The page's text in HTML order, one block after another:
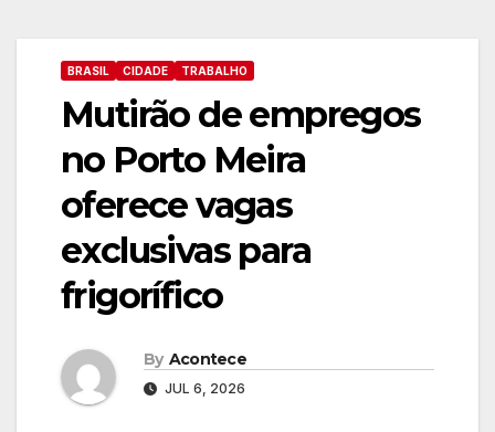
BRASIL CIDADE TRABALHO
Mutirão de empregos
no Porto Meira
oferece vagas
exclusivas para
frigorífico
By Acontece
JUL 6, 2026